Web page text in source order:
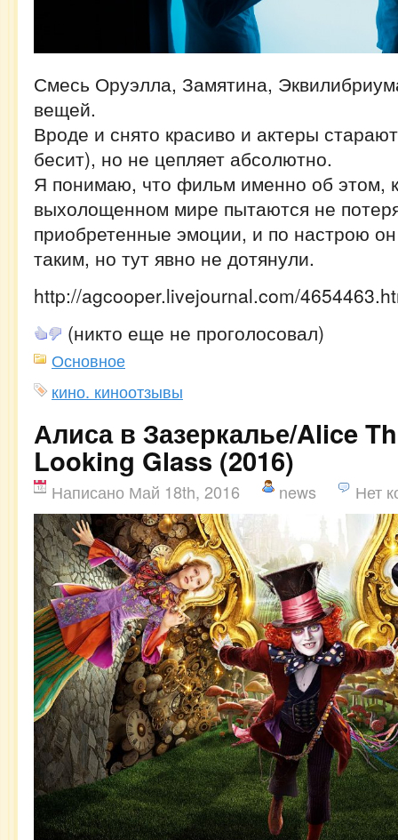
Смесь Оруэлла, Замятина,
вещей.
Вроде и снято красиво и актеры
бесит), но не цепляет абсолютно.
Я понимаю, что фильм именно об этом,
выхолощенном мире пытаются не
приобретенные эмоции, и по настрою
таким, но тут явно не дотянули.
http://agcooper.livejournal.com/
(никто еще не проголосовал)
Основное
кино. киноотзывы
Алиса в Зазеркалье/Alice
Looking Glass (2016)
Написано Май 18th, 2016 news Нет